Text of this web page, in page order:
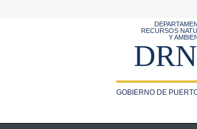
RECURSOS
Y
GOBIERNO DE